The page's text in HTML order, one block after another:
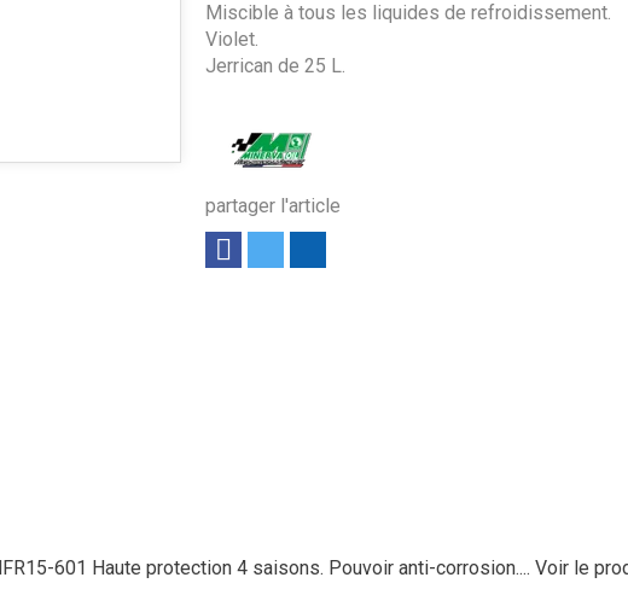
partager l'article
Miscible à tous les liquides de refroidissement.
Violet.
Jerrican de 25 L.
601 Haute protection 4 saisons. Pouvoir anti-corrosion.... Voir le